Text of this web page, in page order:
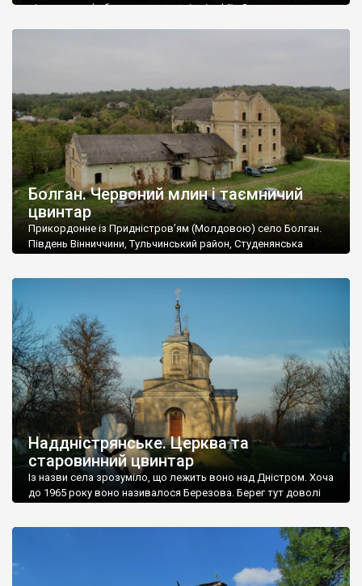
віднести до фабричних, польські епітафії… Загалом цвинтар
Болган. Червоний млин і таємничий
цвинтар
Прикордонне із Придністров’ям (Молдовою) село Болган.
Південь Вінниччини, Тульчинський район, Студенянська
старовинний цвинтар із кам’яними хрестами. Всі епітафії, які
збереглися, написані кирилицею, церковнослов’янською
мовою. За всіма традиційними ознаками – цвинтар
український. Хрести датуються 19 століттям. У 1924-1940
роках Болган […]
Наддністрянське. Церква та
старовинний цвинтар
Із назви села зрозуміло, що лежить воно над Дністром. Хоча
до 1965 року воно називалося Березова. Берег тут доволі
Наддністрянське відрізняється від більшості навколишніх
сіл. У селі є мурована Михайлівська церква. Точної дати […]